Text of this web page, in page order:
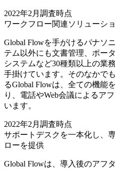
2022年2月調査時点
ワークフロー関連ソリューシ
Global Flowを手がけるパナソ
テム以外にも文書管理、ポー
システムなど30種類以上の業
手掛けています。そのなかで
るGlobal Flowは、 全ての機能
り、電話やWeb会議によるア
います。
2022年2月調査時点
サポートデスクを一本化し、
ローを提供
Global Flowは、導入後のアフ